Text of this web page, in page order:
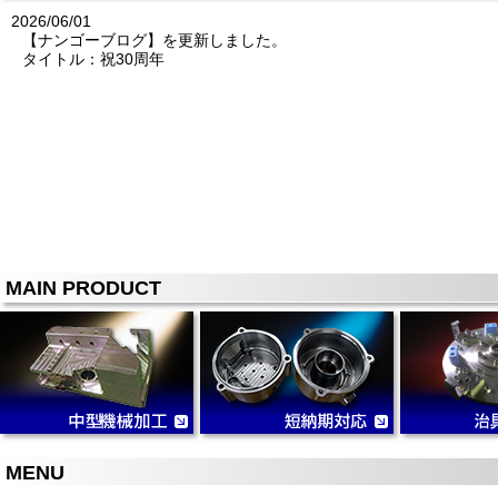
2026/06/01
【ナンゴーブログ】を更新しました。
タイトル：祝30周年
MAIN PRODUCT
MENU